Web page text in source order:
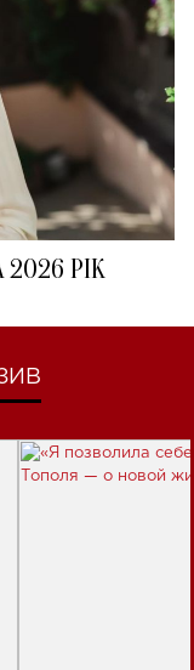
2026 РІК